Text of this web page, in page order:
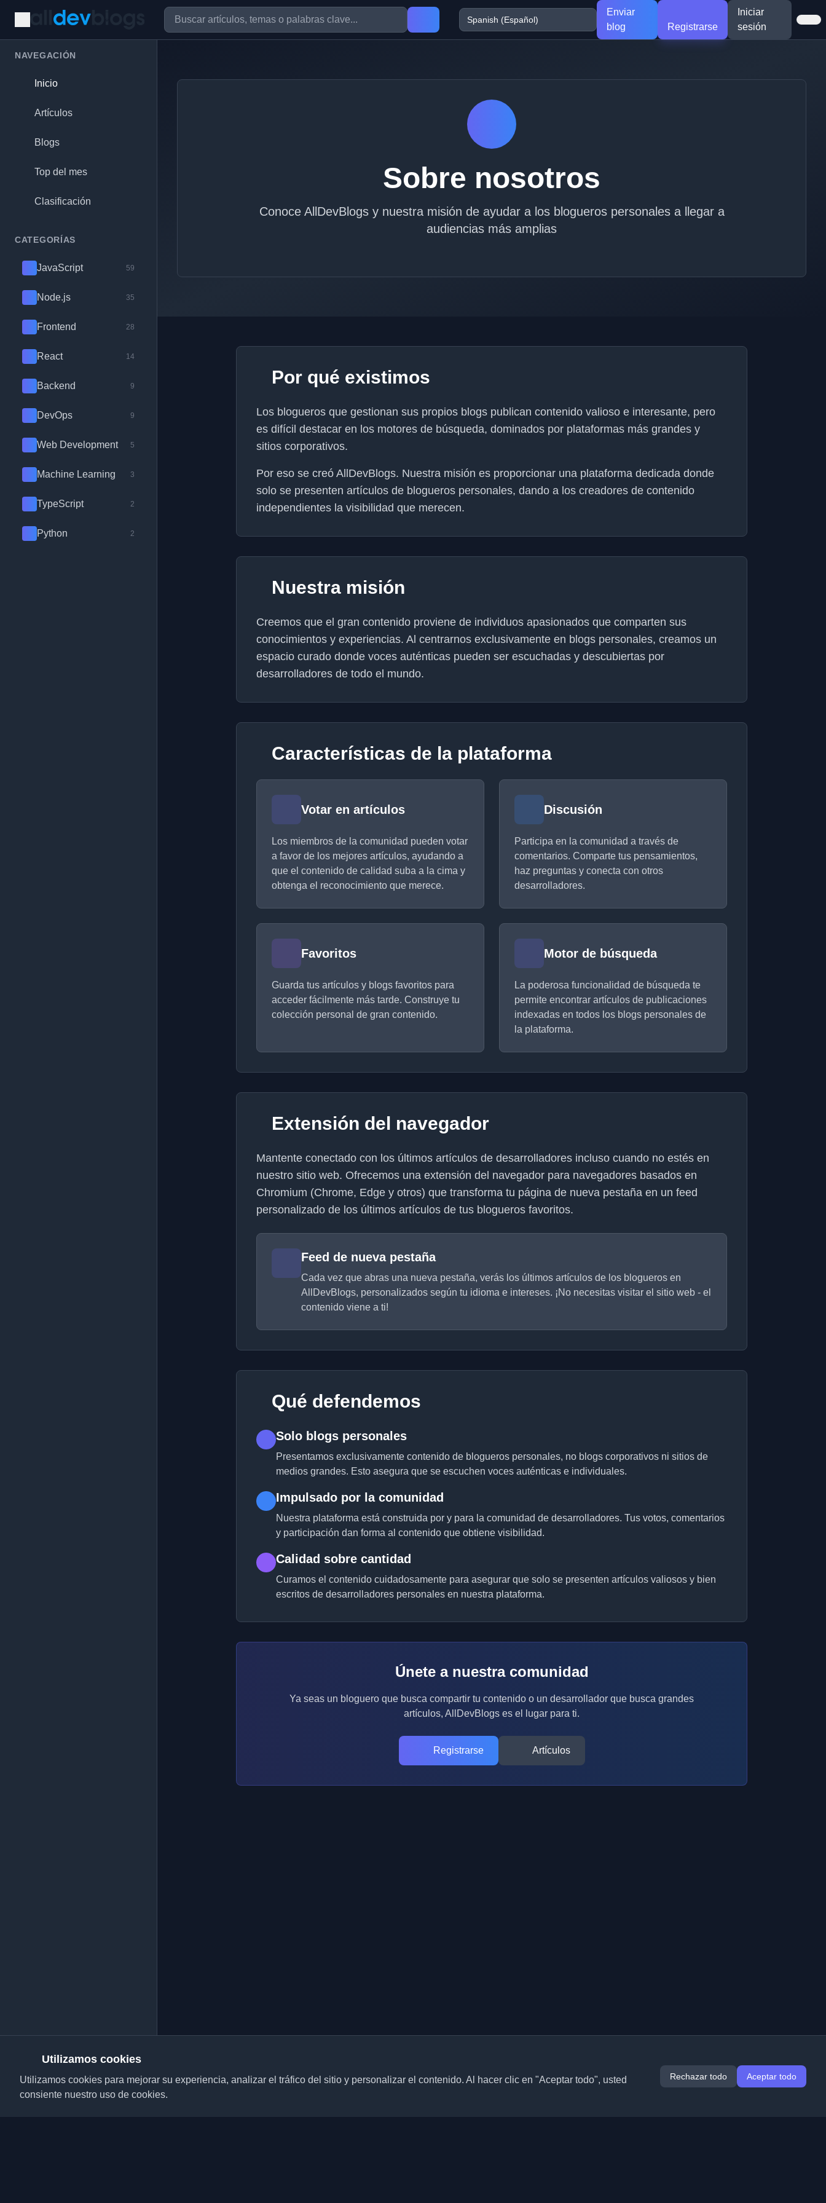
Enviar
blog
Registrarse
Iniciar
sesión
NAVEGACIÓN
Inicio
Artículos
Blogs
Top del mes
Clasificación
CATEGORÍAS
JavaScript 59
Node.js 35
Frontend 28
React 14
Backend 9
DevOps 9
Web Development 5
Machine Learning 3
TypeScript 2
Python 2
Sobre nosotros
Conoce AllDevBlogs y nuestra misión de ayudar a los blogueros personales a llegar a
audiencias más amplias
Por qué existimos
Los blogueros que gestionan sus propios blogs publican contenido valioso e interesante, pero
es difícil destacar en los motores de búsqueda, dominados por plataformas más grandes y
sitios corporativos.
Por eso se creó AllDevBlogs. Nuestra misión es proporcionar una plataforma dedicada donde
solo se presenten artículos de blogueros personales, dando a los creadores de contenido
independientes la visibilidad que merecen.
Nuestra misión
Creemos que el gran contenido proviene de individuos apasionados que comparten sus
conocimientos y experiencias. Al centrarnos exclusivamente en blogs personales, creamos un
espacio curado donde voces auténticas pueden ser escuchadas y descubiertas por
desarrolladores de todo el mundo.
Características de la plataforma
Votar en artículos
Los miembros de la comunidad pueden votar
a favor de los mejores artículos, ayudando a
que el contenido de calidad suba a la cima y
obtenga el reconocimiento que merece.
Discusión
Participa en la comunidad a través de
comentarios. Comparte tus pensamientos,
haz preguntas y conecta con otros
desarrolladores.
Favoritos
Guarda tus artículos y blogs favoritos para
acceder fácilmente más tarde. Construye tu
colección personal de gran contenido.
Motor de búsqueda
La poderosa funcionalidad de búsqueda te
permite encontrar artículos de publicaciones
indexadas en todos los blogs personales de
la plataforma.
Extensión del navegador
Mantente conectado con los últimos artículos de desarrolladores incluso cuando no estés en
nuestro sitio web. Ofrecemos una extensión del navegador para navegadores basados en
Chromium (Chrome, Edge y otros) que transforma tu página de nueva pestaña en un feed
personalizado de los últimos artículos de tus blogueros favoritos.
Feed de nueva pestaña
Cada vez que abras una nueva pestaña, verás los últimos artículos de los blogueros en
AllDevBlogs, personalizados según tu idioma e intereses. ¡No necesitas visitar el sitio web - el
contenido viene a ti!
Qué defendemos
Solo blogs personales
Presentamos exclusivamente contenido de blogueros personales, no blogs corporativos ni sitios de
medios grandes. Esto asegura que se escuchen voces auténticas e individuales.
Impulsado por la comunidad
Nuestra plataforma está construida por y para la comunidad de desarrolladores. Tus votos, comentarios
y participación dan forma al contenido que obtiene visibilidad.
Calidad sobre cantidad
Curamos el contenido cuidadosamente para asegurar que solo se presenten artículos valiosos y bien
escritos de desarrolladores personales en nuestra plataforma.
Únete a nuestra comunidad
Ya seas un bloguero que busca compartir tu contenido o un desarrollador que busca grandes
artículos, AllDevBlogs es el lugar para ti.
Registrarse Artículos
Utilizamos cookies
Utilizamos cookies para mejorar su experiencia, analizar el tráfico del sitio y personalizar el contenido. Al hacer clic en "Aceptar todo", usted
consiente nuestro uso de cookies.
Rechazar todo Aceptar todo